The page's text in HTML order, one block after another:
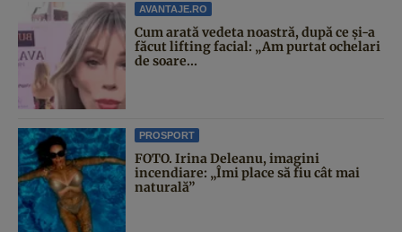
AVANTAJE.RO
Cum arată vedeta noastră, după ce și-a
făcut lifting facial: „Am purtat ochelari
de soare...
PROSPORT
FOTO. Irina Deleanu, imagini
incendiare: „Îmi place să fiu cât mai
naturală”